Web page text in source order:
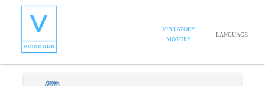
VIBRATORY
MOTORS
LANGUAGE